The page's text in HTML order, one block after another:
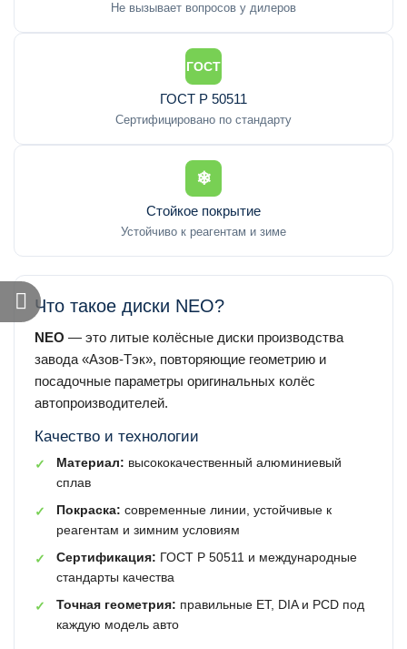
Не вызывает вопросов у дилеров
ГОСТ
ГОСТ Р 50511
Сертифицировано по стандарту
❄
Стойкое покрытие
Устойчиво к реагентам и зиме
Что такое диски NEO?
NEO — это литые колёсные диски производства
завода «Азов-Тэк», повторяющие геометрию и
посадочные параметры оригинальных колёс
автопроизводителей.
Качество и технологии
✓ Материал: высококачественный алюминиевый
сплав
✓
Покраска: современные линии, устойчивые к
реагентам и зимним условиям
✓
Сертификация: ГОСТ Р 50511 и международные
стандарты качества
✓
Точная геометрия: правильные ET, DIA и PCD под
каждую модель авто